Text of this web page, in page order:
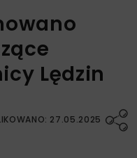
Lędzin
27.05.2025